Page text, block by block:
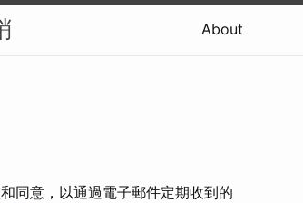
About
同意，以通過電子郵件定期收到的